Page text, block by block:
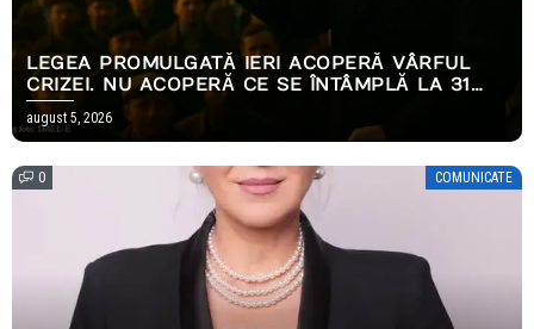
LEGEA PROMULGATĂ IERI ACOPERĂ VÂRFUL
CRIZEI. NU ACOPERĂ CE SE ÎNTÂMPLĂ LA 31
DECEMBRIE.
august 5, 2026
0 COMUNICATE